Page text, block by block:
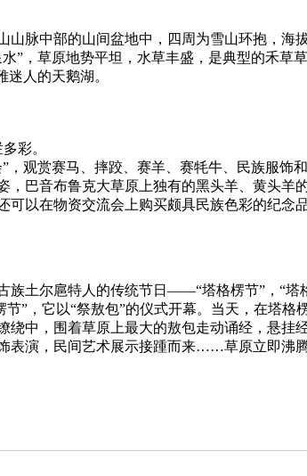
中部的山间盆地中，四周为雪山环抱，海
”，草原地势平坦，水草丰盛，是典型的禾草
人的天鹅湖。
彩。
赏赛马、摔跤、赛羊、赛牦牛、民族服饰
巴音布鲁克大草原上独有的黑头羊、黄头羊
以在物资交流会上购买颇具民族色彩的纪念品
土尔扈特人的传统节日——“塔格楞节”，“塔
”，它以“祭敖包”的仪式开幕。当天，在塔
中，围着草原上最大的敖包走动诵经，悬挂
表演，民间艺术展示接踵而来……草原立即沸